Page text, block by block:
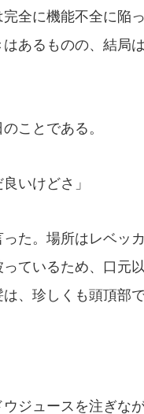
全に機能不全に陥
あるものの、結局
ことである。
いけどさ」
た。場所はレベッ
っているため、口元
、珍しくも頭頂部
ジュースを注ぎなが